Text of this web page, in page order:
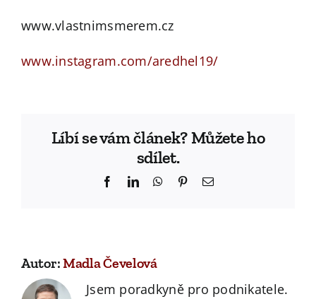
www.vlastnimsmerem.cz
www.instagram.com/aredhel19/
Líbí se vám článek? Můžete ho
sdílet.
FacebookLinkedInWhatsApp
PinterestEmail
Autor:Madla Čevelová
Jsem poradkyně pro podnikatele.